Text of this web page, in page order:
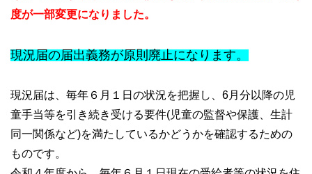
度が一部変更になりました。
現況届の届出義務が原則廃止になります。
現況届は、毎年６月１日の状況を把握し、6月分以降の児
童手当等を引き続き受ける要件(児童の監督や保護、生計
同一関係など)を満たしているかどうかを確認するための
ものです。